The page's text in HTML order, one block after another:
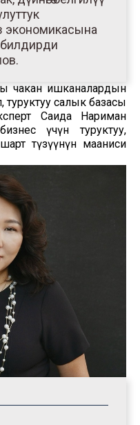
экономикасына
билдирди
чакан ишканалардын
туруктуу салык базасы
Саида Нариман
үчүн туруктуу,
түзүүнүн мааниси